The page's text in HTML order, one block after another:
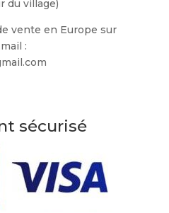
du village)
vente en Europe sur
:
sécurisé